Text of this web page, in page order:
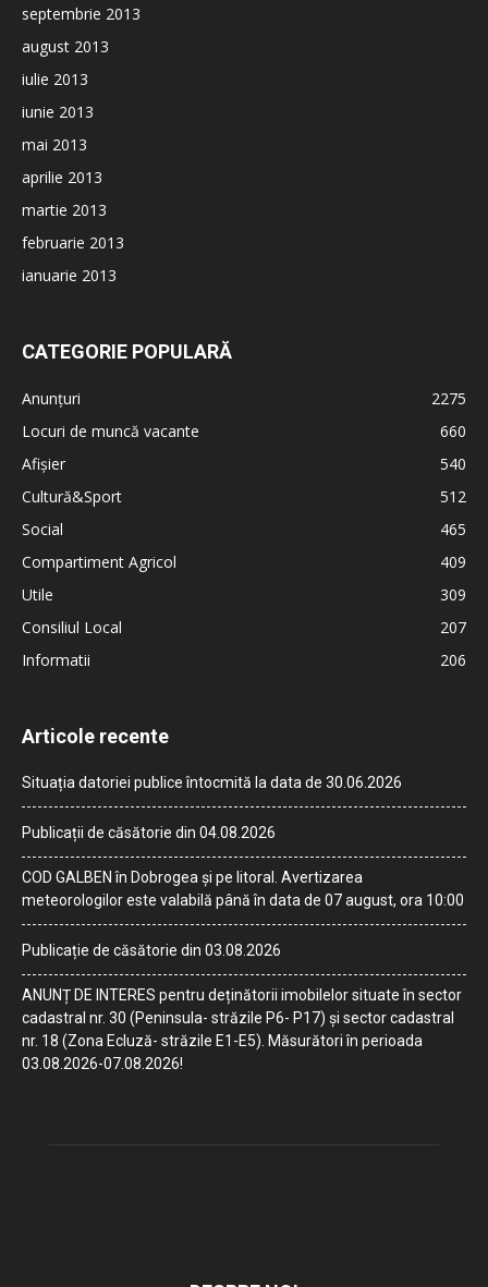
septembrie 2013
august 2013
iulie 2013
iunie 2013
mai 2013
aprilie 2013
martie 2013
februarie 2013
ianuarie 2013
CATEGORIE POPULARĂ
Anunțuri
2275
Locuri de muncă vacante
660
Afișier
540
Cultură&Sport
512
Social
465
Compartiment Agricol
409
Utile
309
Consiliul Local
207
Informatii
206
Articole recente
Situația datoriei publice întocmită la data de 30.06.2026
Publicații de căsătorie din 04.08.2026
COD GALBEN în Dobrogea și pe litoral. Avertizarea
meteorologilor este valabilă până în data de 07 august, ora 10:00
Publicație de căsătorie din 03.08.2026
ANUNȚ DE INTERES pentru deținătorii imobilelor situate în sector
cadastral nr. 30 (Peninsula- străzile P6- P17) și sector cadastral
nr. 18 (Zona Ecluză- străzile E1-E5). Măsurători în perioada
03.08.2026-07.08.2026!